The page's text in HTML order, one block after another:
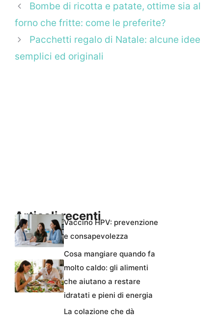
Bombe di ricotta e patate, ottime sia al
forno che fritte: come le preferite?
Pacchetti regalo di Natale: alcune idee
semplici ed originali
Articoli recentiVaccino HPV: prevenzione
e consapevolezza
Cosa mangiare quando fa
molto caldo: gli alimenti
che aiutano a restare
idratati e pieni di energia
La colazione che dà